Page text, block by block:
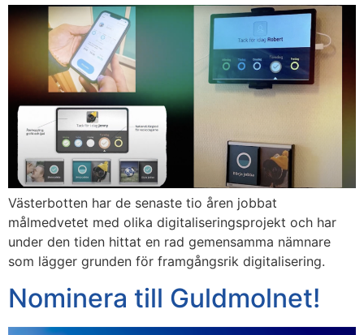
Västerbotten har de senaste tio åren jobbat
målmedvetet med olika digitaliseringsprojekt och har
under den tiden hittat en rad gemensamma nämnare
som lägger grunden för framgångsrik digitalisering.
Nominera till Guldmolnet!